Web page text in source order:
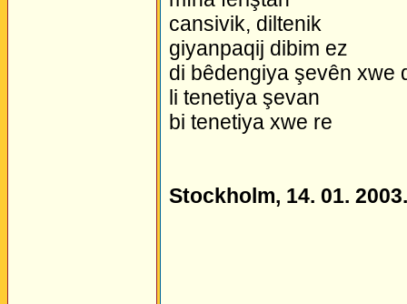
cansivik, diltenik
giyanpaqij dibim ez
di bêdengiya şevên xwe
li tenetiya şevan
bi tenetiya xwe re
Stockholm, 14. 01. 2003.